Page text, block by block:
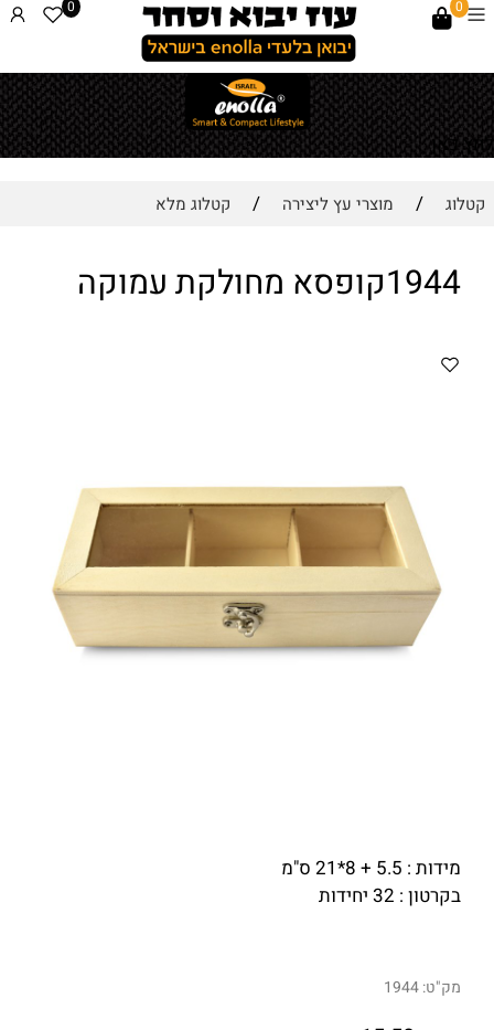
לחץ כאן
0
0
קטלוג / מוצרי עץ ליצירה / קטלוג מלא
1944קופסא מחולקת עמוקה
מידות : 5.5 + 8*21 ס"מ
בקרטון : 32 יחידות
מק"ט:1944